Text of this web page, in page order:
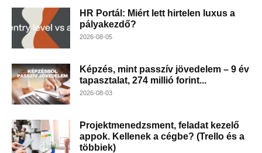
HR Portál: Miért lett hirtelen luxus a
pályakezdő?
2026-08-05
Képzés, mint passzív jövedelem – 9 év
tapasztalat, 274 millió forint...
2026-08-03
Projektmenedzsment, feladat kezelő
appok. Kellenek a cégbe? (Trello és a
többiek)